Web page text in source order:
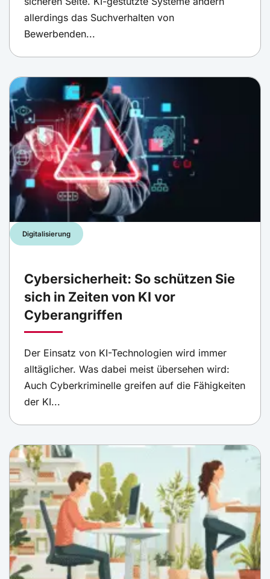
allerdings das Suchverhalten von
Bewerbenden...
Digitalisierung
Cybersicherheit: So schützen Sie
sich in Zeiten von KI vor
Cyberangriffen
Der Einsatz von KI-Technologien wird immer
alltäglicher. Was dabei meist übersehen wird:
Auch Cyberkriminelle greifen auf die Fähigkeiten
der KI...